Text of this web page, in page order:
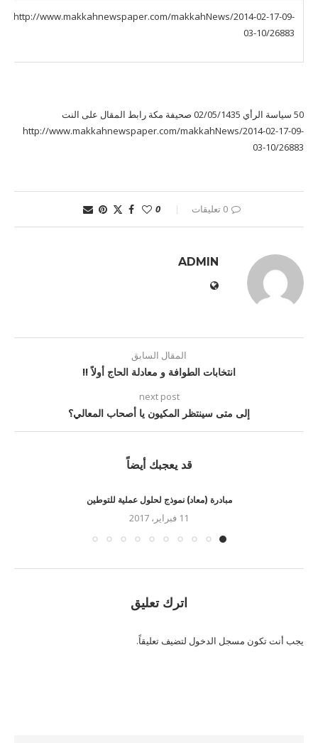
http://www.makkahnewspaper.com/makkahNews/2014-02-17-09-
03-10/26883
50 سياسة الرأي 02/05/1435 صحيفة مكة رابط المقال على النت
http://www.makkahnewspaper.com/makkahNews/2014-02-17-09-
03-10/26883
0 تعليقات 0
ADMIN
المقال السابق
انتخابات الطوافة و معادلة الحاج أولاً !!
next post
إلى متى سينتظر المكيون يا أصحاب المعالي؟
قد يعجبك أيضاً
مبادرة (معاد) نموذج لحلول عملية للتوطين
11 فبراير، 2017
اترك تعليق
يجب أنت تكون مسجل الدخول لتضيف تعليقاً.